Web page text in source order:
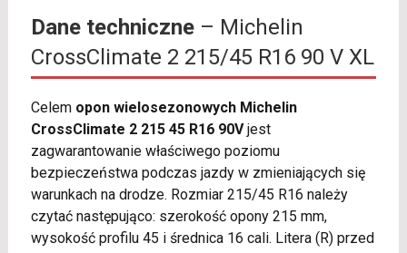
Dane techniczne– Michelin
CrossClimate 2 215/45 R16 90 V XL
Celem opon wielosezonowych Michelin
CrossClimate 2 215 45 R16 90Vjest
zagwarantowanie właściwego poziomu
bezpieczeństwa podczas jazdy w zmieniających się
warunkach na drodze. Rozmiar 215/45 R16 należy
czytać następująco: szerokość opony 215 mm,
wysokość profilu 45 i średnica 16 cali. Litera (R) przed